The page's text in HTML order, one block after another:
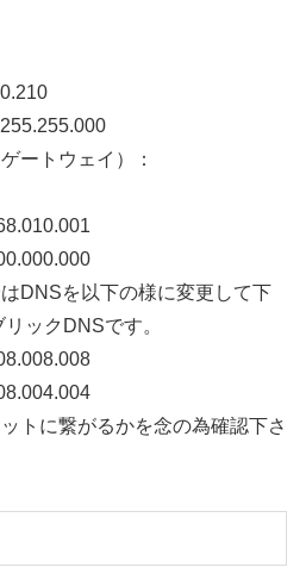
ートウェイ）：
DNSを以下の様に変更して下
ックDNSです。
トに繋がるかを念の為確認下さ